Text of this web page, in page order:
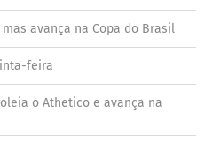
avança na Copa do Brasil
feira
o Athetico e avança na